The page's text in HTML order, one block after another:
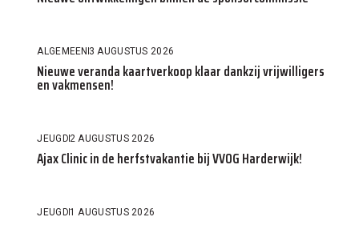
ALGEMEEN3 AUGUSTUS 2026
Nieuwe veranda kaartverkoop klaar dankzij vrijwilligers
en vakmensen!
JEUGD2 AUGUSTUS 2026
Ajax Clinic in de herfstvakantie bij VVOG Harderwijk!
JEUGD1 AUGUSTUS 2026